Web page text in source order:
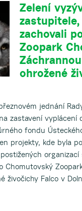
Zelení
zachovali
Zoopark
ohrožené
jednání
zastavení vyplácení
fondu
projekty, kde byla
Chomutovský
živočichy Falco v